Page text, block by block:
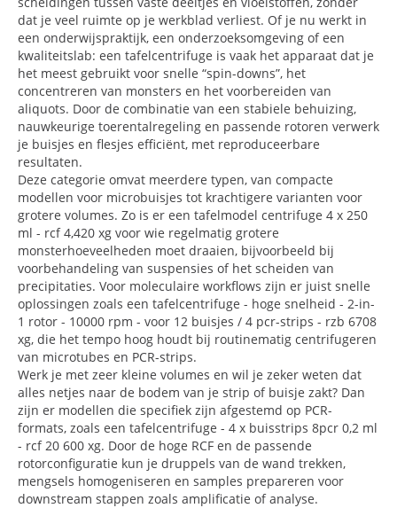
dat je veel ruimte op je werkblad verliest. Of je nu werkt in
een onderwijspraktijk, een onderzoeksomgeving of een
kwaliteitslab: een tafelcentrifuge is vaak het apparaat dat je
het meest gebruikt voor snelle “spin-downs”, het
concentreren van monsters en het voorbereiden van
aliquots. Door de combinatie van een stabiele behuizing,
nauwkeurige toerentalregeling en passende rotoren verwerk
je buisjes en flesjes efficiënt, met reproduceerbare
resultaten.
Deze categorie omvat meerdere typen, van compacte
modellen voor microbuisjes tot krachtigere varianten voor
grotere volumes. Zo is er een tafelmodel centrifuge 4 x 250
ml - rcf 4,420 xg voor wie regelmatig grotere
monsterhoeveelheden moet draaien, bijvoorbeeld bij
voorbehandeling van suspensies of het scheiden van
precipitaties. Voor moleculaire workflows zijn er juist snelle
oplossingen zoals een tafelcentrifuge - hoge snelheid - 2-in-
1 rotor - 10000 rpm - voor 12 buisjes / 4 pcr-strips - rzb 6708
xg, die het tempo hoog houdt bij routinematig centrifugeren
van microtubes en PCR-strips.
Werk je met zeer kleine volumes en wil je zeker weten dat
alles netjes naar de bodem van je strip of buisje zakt? Dan
zijn er modellen die specifiek zijn afgestemd op PCR-
formats, zoals een tafelcentrifuge - 4 x buisstrips 8pcr 0,2 ml
- rcf 20 600 xg. Door de hoge RCF en de passende
rotorconfiguratie kun je druppels van de wand trekken,
mengsels homogeniseren en samples prepareren voor
downstream stappen zoals amplificatie of analyse.